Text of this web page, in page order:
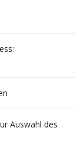
Auswahl des